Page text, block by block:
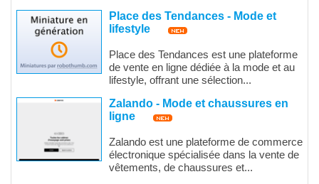
Place des Tendances - Mode et
lifestyle
Place des Tendances est une plateforme
de vente en ligne dédiée à la mode et au
lifestyle, offrant une sélection...
Zalando - Mode et chaussures en
ligne
Zalando est une plateforme de commerce
électronique spécialisée dans la vente de
vêtements, de chaussures et...